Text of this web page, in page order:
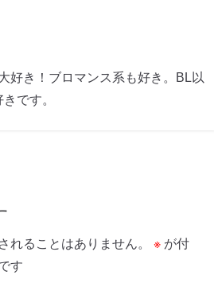
好き！ブロマンス系も好き。BL以
です。
れることはありません。 ※ が付
す